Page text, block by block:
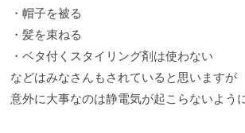
・帽子を被る
・髪を束ねる
・ベタ付くスタイリング剤は使わない
などはみなさんもされていると思いますが
意外に大事なのは静電気が起こらないよう